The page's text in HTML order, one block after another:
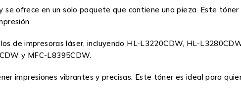
se ofrece en un solo paquete que contiene una pieza. Este
de impresoras láser, incluyendo HL-L3220CDW, HL-
y MFC-L8395CDW.
impresiones vibrantes y precisas. Este tóner es ideal para